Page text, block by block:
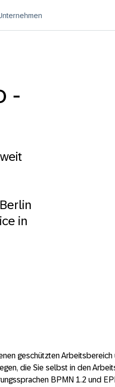
-
in
geschützten Arbeitsbereich
die Sie selbst in den
BPMN 1.2 und